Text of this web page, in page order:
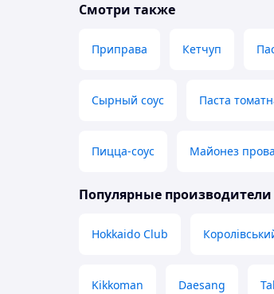
Смотри также
Приправа Кетчуп
Сырный соус Паста
Пицца-соус Майонез
Популярные производители
Hokkaido Club
Kikkoman Daesang